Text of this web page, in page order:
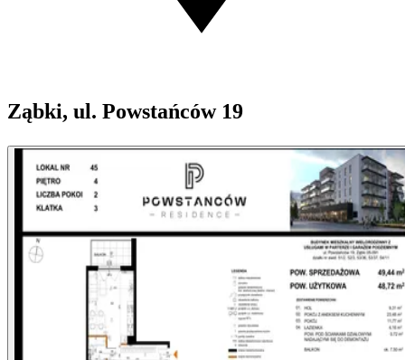
Ząbki, ul. Powstańców 19